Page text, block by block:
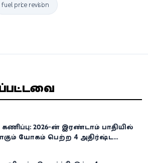
fuel price revision
2026-ன் இரண்டாம் பாதியில்
யோகம் பெற்ற 4 அதிர்ஷ்ட